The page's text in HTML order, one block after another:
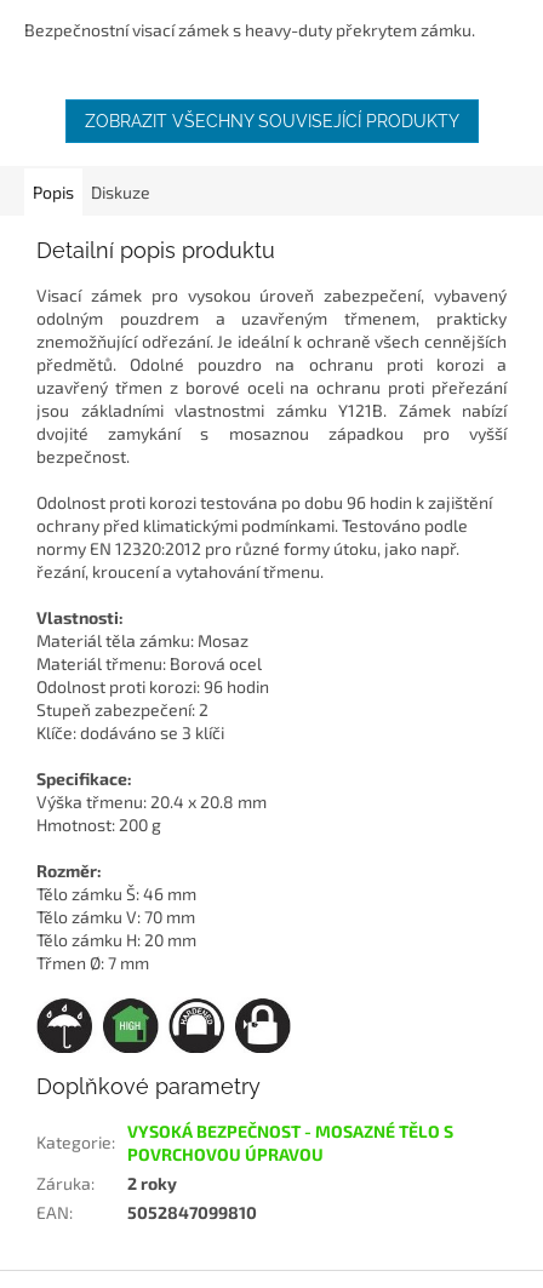
z
Bezpečnostní visací zámek s heavy-duty překrytem zámku.
ZOBRAZIT VŠECHNY SOUVISEJÍCÍ PRODUKTY
Popis Diskuze
Detailní popis produktu
Visací zámek pro vysokou úroveň zabezpečení, vybavený
odolným pouzdrem a uzavřeným třmenem, prakticky
znemožňující odřezání. Je ideální k ochraně všech cennějších
předmětů. Odolné pouzdro na ochranu proti korozi a
uzavřený třmen z borové oceli na ochranu proti přeřezání
jsou základními vlastnostmi zámku Y121B. Zámek nabízí
dvojité zamykání s mosaznou západkou pro vyšší
bezpečnost.
Odolnost proti korozi testována po dobu 96 hodin k zajištění
ochrany před klimatickými podmínkami. Testováno podle
normy EN 12320:2012 pro různé formy útoku, jako např.
řezání, kroucení a vytahování třmenu.
Vlastnosti:
Materiál těla zámku: Mosaz
Materiál třmenu: Borová ocel
Odolnost proti korozi: 96 hodin
Stupeň zabezpečení: 2
Klíče: dodáváno se 3 klíči
Specifikace:
Výška třmenu: 20.4 x 20.8 mm
Hmotnost: 200 g
Rozměr:
Tělo zámku Š: 46 mm
Tělo zámku V: 70 mm
Tělo zámku H: 20 mm
Třmen Ø: 7 mm
Doplňkové parametry
Kategorie:
VYSOKÁ BEZPEČNOST - MOSAZNÉ TĚLO S
POVRCHOVOU ÚPRAVOU
Záruka:
2 roky
EAN: 5052847099810